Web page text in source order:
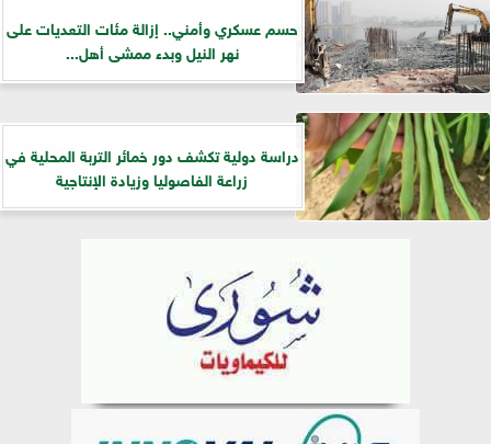
حسم عسكري وأمني.. إزالة مئات التعديات على
نهر النيل وبدء ممشى أهل...
دراسة دولية تكشف دور خمائر التربة المحلية في
زراعة الفاصوليا وزيادة الإنتاجية